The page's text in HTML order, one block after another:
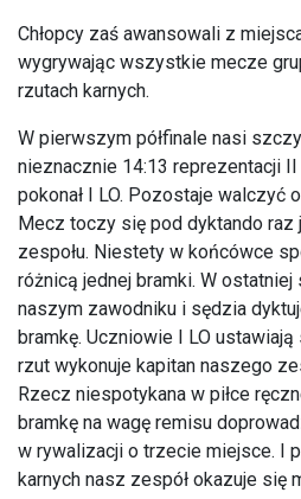
Chłopcy zaś awansowali z
wygrywając wszystkie mecze
rzutach karnych.
W pierwszym półfinale nasi
nieznacznie 14:13 reprezentacji
pokonał I LO. Pozostaje walczyć
Mecz toczy się pod dyktando raz
zespołu. Niestety w końcówce
różnicą jednej bramki. W
naszym zawodniku i sędzia
bramkę. Uczniowie I LO
rzut wykonuje kapitan naszego
Rzecz niespotykana w piłce
bramkę na wagę remisu
w rywalizacji o trzecie miejsce. I
karnych nasz zespół okazuje